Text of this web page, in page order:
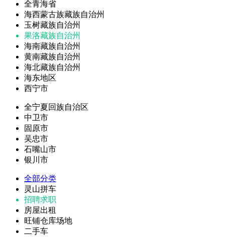
全青海省
海西蒙古族藏族自治州
玉树藏族自治州
果洛藏族自治州
海南藏族自治州
黄南藏族自治州
海北藏族自治州
海东地区
西宁市
全宁夏回族自治区
中卫市
固原市
吴忠市
石嘴山市
银川市
全部分类
灵山拼车
招聘求职
房屋出租
旺铺仓库场地
二手车